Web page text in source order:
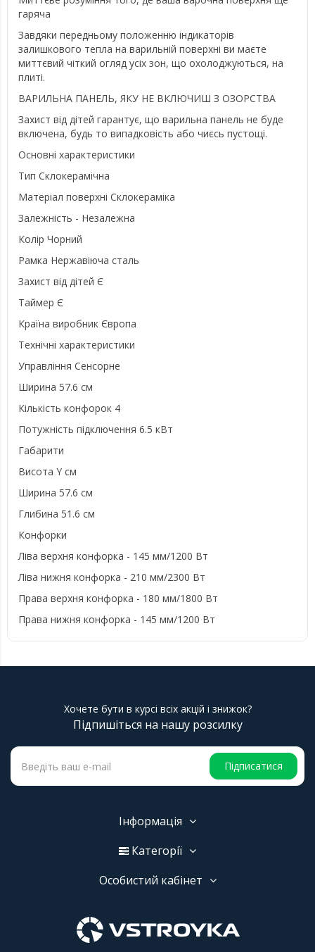
гаряча
Завдяки передньому положенню індикаторів
залишкового тепла на варильній поверхні ви маєте
миттєвий чіткий огляд усіх зон, що охолоджуються, на
плиті.
ВАРИЛЬНА ПАНЕЛЬ, ЯКУ НЕ ВКЛЮЧИШ З ОЗОРСТВА
Захист від дітей гарантує, що варильна панель не буде
включена, будь то випадковість або чиєсь пустощі.
Основні характеристики
Тип Склокерамічна
Матеріал поверхні Склокераміка
Залежність - Незалежна
Колір Чорний
Рамка Нержавіюча сталь
Захист від дітей Є
Таймер Є
Країна виробник Європа
Технічні характеристики
Управління Сенсорне
Ширина 57.6 см
Кількість конфорок 4
Потужність підключення 6.5 кВт
Габарити
Висота Y см
Ширина 57.6 см
Глибина 51.6 см
Конфорки
Ліва верхня конфорка - 145 мм/1200 Вт
Ліва нижня конфорка - 210 мм/2300 Вт
Права верхня конфорка - 180 мм/1800 Вт
Права нижня конфорка - 145 мм/1200 Вт
Хочете бути в курсі всіх акцій і знижок?
Підпишіться на нашу розсилку
Підписатися
Інформація
Категорії
Особистий кабінет